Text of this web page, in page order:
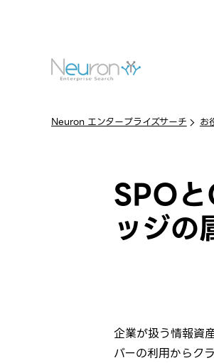
Neuron エンタープライズサーチ お
SPO
ッジの
企業が扱う情報資
バーの利用からク